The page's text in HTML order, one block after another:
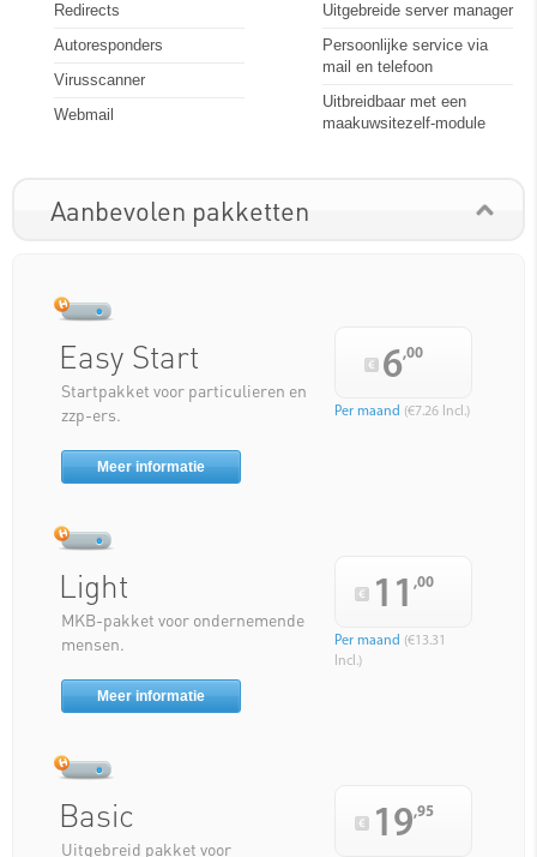
Redirects
Autoresponders
Virusscanner
Webmail
Uitgebreide server manager
Persoonlijke service via
mail en telefoon
Uitbreidbaar met een
maakuwsitezelf-module
Aanbevolen pakketten
Easy Start
Startpakket voor particulieren en
zzp-ers.
6,00
Per maand (€7.26 Incl.)
Meer informatie
Light
MKB-pakket voor ondernemende
mensen.
11 ,00
Per maand (€13.31
Incl.)
Meer informatie
Basic
Uitgebreid pakket voor
19,95